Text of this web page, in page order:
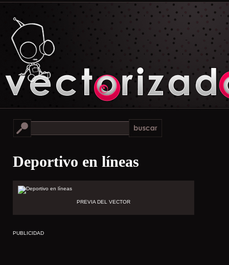
Deportivo en líneas
PREVIA DEL VECTOR
PUBLICIDAD